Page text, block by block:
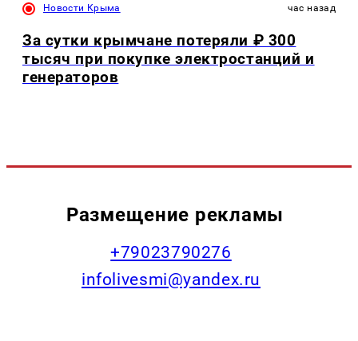
Новости Крыма час назад
За сутки крымчане потеряли ₽ 300
тысяч при покупке электростанций и
генераторов
Размещение рекламы
+79023790276
infolivesmi@yandex.ru